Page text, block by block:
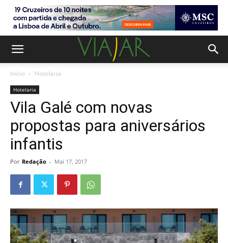
Início Hotelaria
Hotelaria
Vila Galé com novas
propostas para aniversários
infantis
Por Redação - Mai 17, 2017